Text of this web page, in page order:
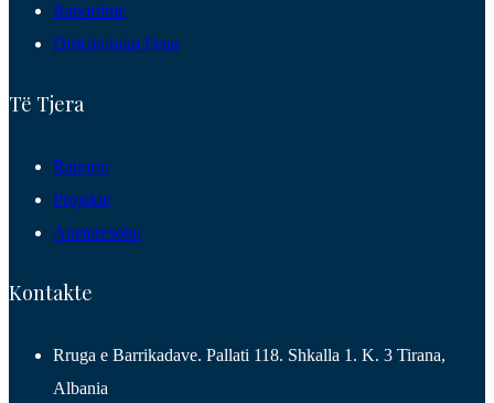
Raportime
Diskriminim Fetar
Të Tjera
Raporto
Projekte
Anetaresohu
Kontakte
Rruga e Barrikadave. Pallati 118. Shkalla 1. K. 3 Tirana,
Albania